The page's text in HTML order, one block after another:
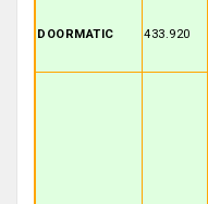
DOORMATIC 433.920